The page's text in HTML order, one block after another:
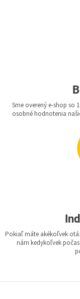
Sme overený e-shop so
osobné hodnotenia
Pokiaľ máte akékoľvek
nám kedykoľvek